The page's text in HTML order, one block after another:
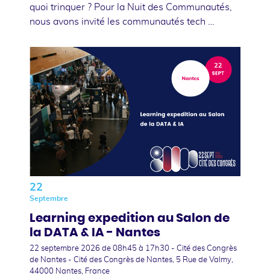
quoi trinquer ? Pour la Nuit des Communautés,
nous avons invité les communautés tech …
22
Septembre
Learning expedition au Salon de
la DATA & IA - Nantes
22 septembre 2026 de 08h45 à 17h30 - Cité des Congrès
de Nantes - Cité des Congrès de Nantes, 5 Rue de Valmy,
44000 Nantes, France